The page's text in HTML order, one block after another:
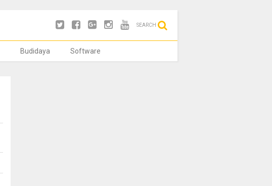
SEARCH
Budidaya Software